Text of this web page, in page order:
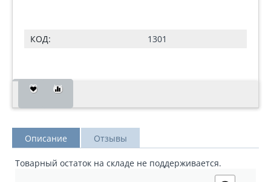
КОД: 1301
Описание Отзывы
Товарный остаток на складе не поддерживается.